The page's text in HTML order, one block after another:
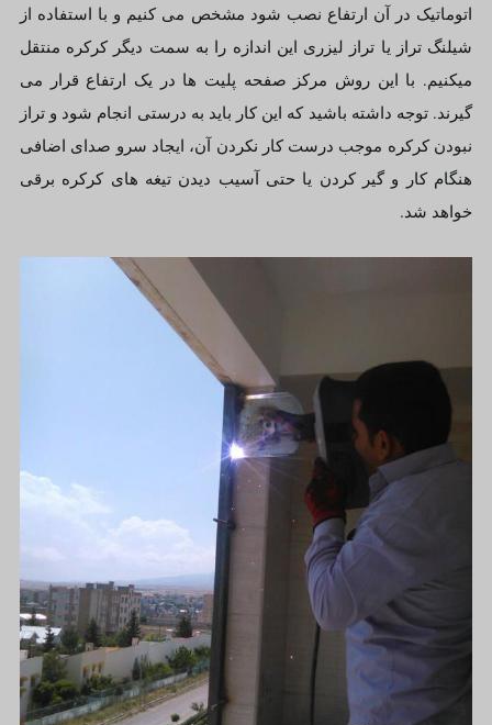
اتوماتیک در آن ارتفاع نصب شود مشخص می کنیم و با استفاده از
شیلنگ تراز یا تراز لیزری این اندازه را به سمت دیگر کرکره منتقل
میکنیم. با این روش مرکز صفحه پلیت ها در یک ارتفاع قرار می
گیرند. توجه داشته باشید که این کار باید به درستی انجام شود و تراز
نبودن کرکره موجب درست کار نکردن آن، ایجاد سرو صدای اضافی
هنگام کار و گیر کردن یا حتی آسیب دیدن تیغه های کرکره برقی
خواهد شد.